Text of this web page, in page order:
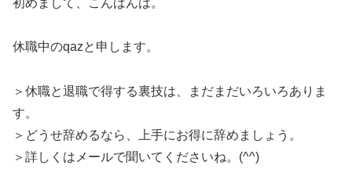
休職中のqazと申します。
＞休職と退職で得する裏技は、まだまだいろいろありま
す。
＞どうせ辞めるなら、上手にお得に辞めましょう。
＞詳しくはメールで聞いてくださいね。(^^)